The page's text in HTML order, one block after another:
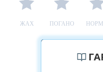
ЖАХ ПОГАНО